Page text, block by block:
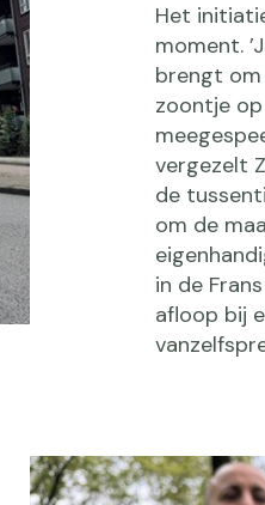
Het
moment.
brengt om
zoontje
vergezelt
de
om de
in de
afloop bij